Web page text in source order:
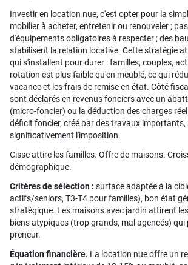
Investir en location nue, c'est opter pour la
mobilier à acheter, entretenir ou renouveler ;
d'équipements obligatoires à respecter ; des
stabilisent la relation locative. Cette stratégie
qui s'installent pour durer : familles, couples,
rotation est plus faible qu'en meublé, ce qui
vacance et les frais de remise en état. Côté
sont déclarés en revenus fonciers avec un
(micro-foncier) ou la déduction des charges
déficit foncier, créé par des travaux importants,
significativement l'imposition.
Cisse attire les familles. Offre de maisons.
démographique.
Critères de sélection : surface adaptée à la
actifs/seniors, T3-T4 pour familles), bon état
stratégique. Les maisons avec jardin attirent
biens atypiques (trop grands, mal agencés)
preneur.
Équation financière. La location nue offre un